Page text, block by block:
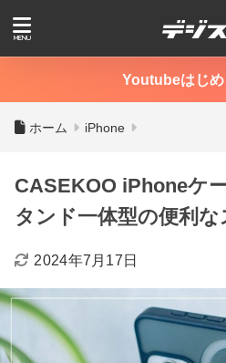
Youtubeはじめ
ホーム iPhone
CASEKOO iPhoneケ
タンド一体型の便利
2024年7月17日